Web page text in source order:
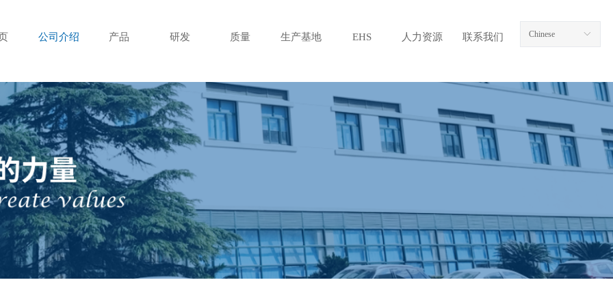
公司介绍 产品 研发 质量 生产基地 EHS 人力资源 联系我们 ꀅ
Chinese